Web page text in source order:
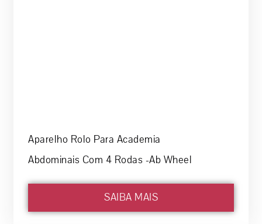
Aparelho Rolo Para Academia
Abdominais Com 4 Rodas -Ab Wheel
SAIBA MAIS